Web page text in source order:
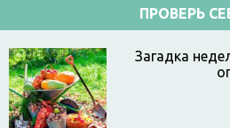
ПРОВЕРЬ
Загадка